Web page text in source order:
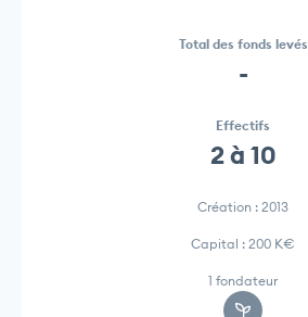
Total des fonds levés
-
Effectifs
2 à 10
Création : 2013
Capital : 200 K€
1 fondateur